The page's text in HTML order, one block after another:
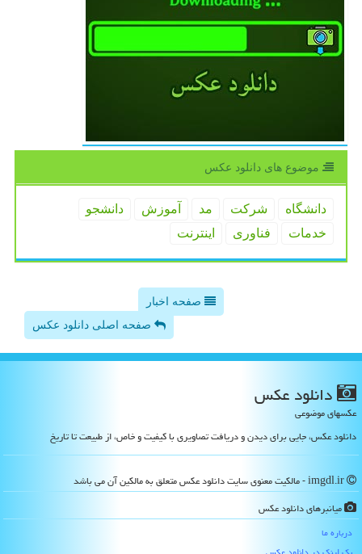
موضوع های دانلود عكس
دانشگاه شركت مد آموزش
دانشجو
خدمات
فناوری اینترنت
صفحه اخبار
صفحه اصلی دانلود عکس
دانلود عكس
عکسهای موضوعی
دانلود عکس، جایی برای دیدن و دریافت تصاویری با کیفیت و خاص، از طبیعت تا تاریخ
میانبرهای دانلود عكس
درباره ما